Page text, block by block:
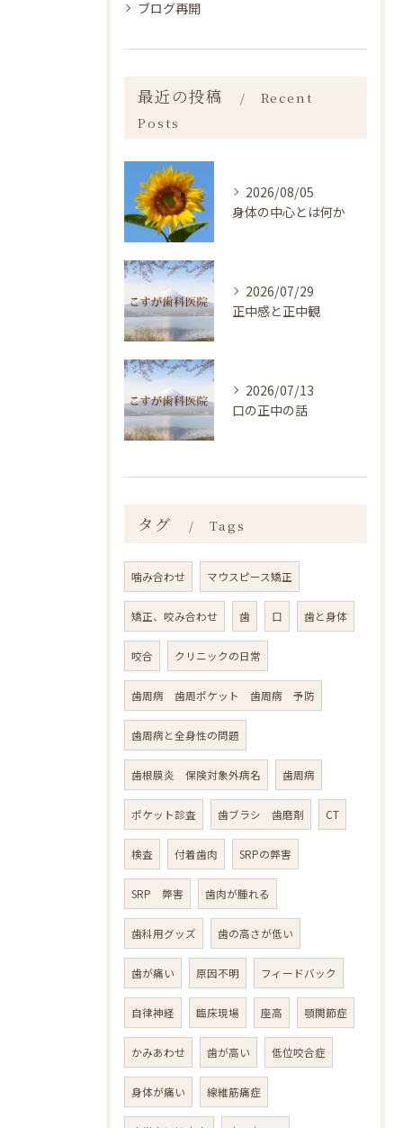
ブログ再開
最近の投稿
Recent
Posts
2026/08/05
身体の中心とは何か
2026/07/29
正中感と正中観
2026/07/13
口の正中の話
タグ Tags
噛み合わせ マウスピース矯正
矯正、咬み合わせ 歯 口 歯と身体
咬合 クリニックの日常
歯周病 歯周ポケット 歯周病 予防
歯周病と全身性の問題
歯根膜炎 保険対象外病名 歯周病
ポケット診査 歯ブラシ 歯磨剤 CT
検査 付着歯肉 SRPの弊害
SRP 弊害 歯肉が腫れる
歯科用グッズ 歯の高さが低い
歯が痛い 原因不明 フィードバック
自律神経 臨床現場 座高 顎関節症
かみあわせ 歯が高い 低位咬合症
身体が痛い 線維筋痛症